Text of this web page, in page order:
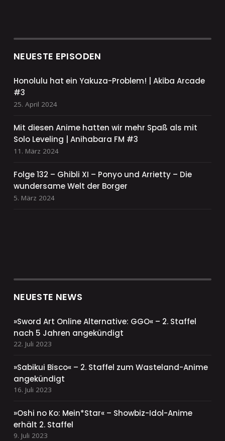
NEUESTE EPISODEN
Honolulu hat ein Yakuza-Problem! | Akiba Arcade
#3
25. April 2024
Mit diesen Anime hatten wir mehr Spaß als mit
Solo Leveling | Anihabara FM #3
11. März 2024
Folge 132 – Ghibli XI – Ponyo und Arrietty – Die
wundersame Welt der Borger
5. März 2024
NEUESTE NEWS
»Sword Art Online Alternative: GGO« – 2. Staffel
nach 5 Jahren angekündigt
22. Juli 2023
»Sabikui Bisco« – 2. Staffel zum Wasteland-Anime
angekündigt
16. Juli 2023
»Oshi no Ko: Mein*Star« – Showbiz-Idol-Anime
erhält 2. Staffel
9. Juli 2023